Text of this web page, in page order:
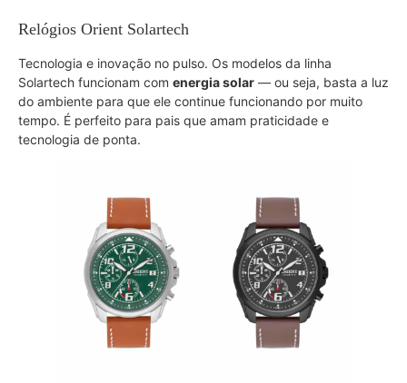
Relógios Orient Solartech
Tecnologia e inovação no pulso. Os modelos da linha
Solartech funcionam com energia solar — ou seja, basta a luz
do ambiente para que ele continue funcionando por muito
tempo. É perfeito para pais que amam praticidade e
tecnologia de ponta.